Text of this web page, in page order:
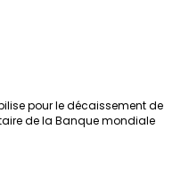
pour le décaissement de
de la Banque mondiale